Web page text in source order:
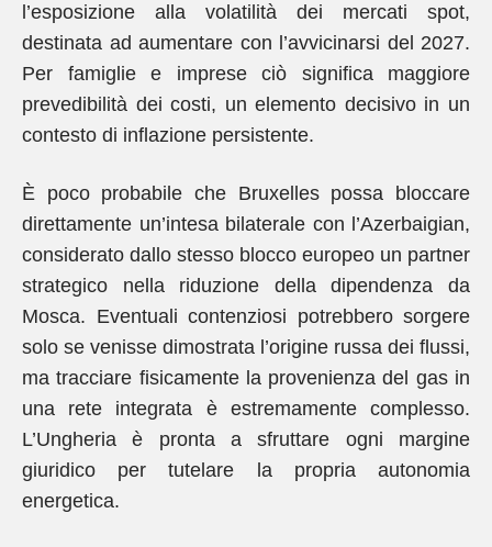
l’esposizione alla volatilità dei mercati spot,
destinata ad aumentare con l’avvicinarsi del 2027.
Per famiglie e imprese ciò significa maggiore
prevedibilità dei costi, un elemento decisivo in un
contesto di inflazione persistente.
È poco probabile che Bruxelles possa bloccare
direttamente un’intesa bilaterale con l’Azerbaigian,
considerato dallo stesso blocco europeo un partner
strategico nella riduzione della dipendenza da
Mosca. Eventuali contenziosi potrebbero sorgere
solo se venisse dimostrata l’origine russa dei flussi,
ma tracciare fisicamente la provenienza del gas in
una rete integrata è estremamente complesso.
L’Ungheria è pronta a sfruttare ogni margine
giuridico per tutelare la propria autonomia
energetica.